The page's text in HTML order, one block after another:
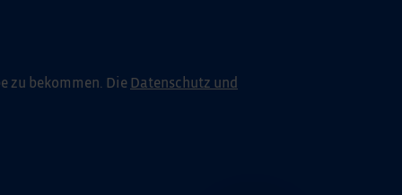
zu bekommen. Die Datenschutz und